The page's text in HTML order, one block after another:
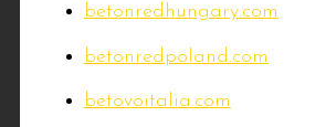
betonredhungary.com
betonredpoland.com
betovoitalia.com